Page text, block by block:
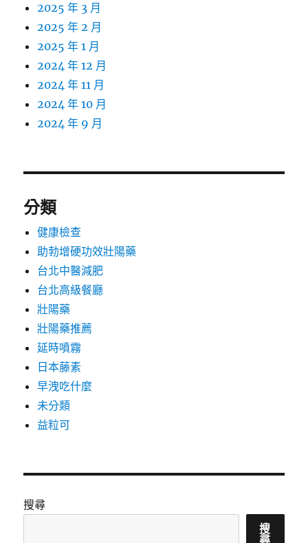
2025 年 3 月
2025 年 2 月
2025 年 1 月
2024 年 12 月
2024 年 11 月
2024 年 10 月
2024 年 9 月
分類
健康檢查
助勃增硬功效壯陽藥
台北中醫減肥
台北高級餐廳
壯陽藥
壯陽藥推薦
延時噴霧
日本藤素
早洩吃什麼
未分類
益粒可
搜尋
搜
尋